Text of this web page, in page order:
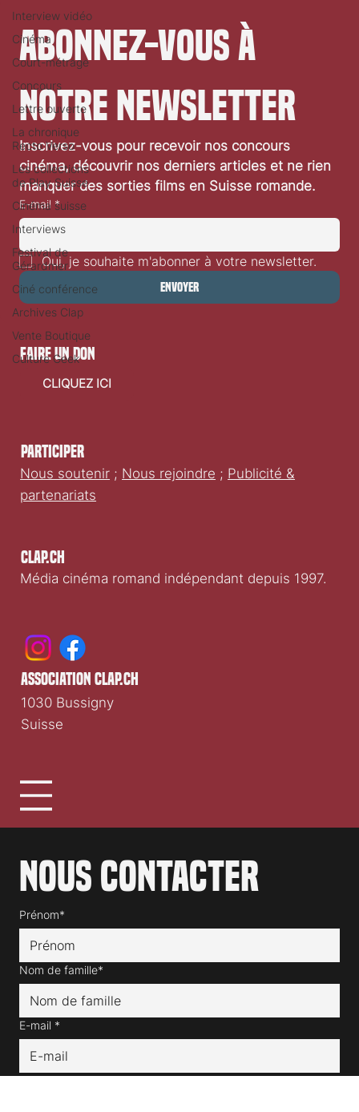
Interview vidéo
Cinéma
Court-métrage
Concours
Lettre ouverte
La chronique
Recto Verso
Les collections
de Play Suisse
Cinéma suisse
Interviews
Festival de
Gérardmer
Ciné conférence
Archives Clap
Vente Boutique
Culture Geek
Abonnez-vous à
notre newsletter
Inscrivez-vous pour recevoir nos concours
cinéma, découvrir nos derniers articles et ne rien
manquer des sorties films en Suisse romande.
Oui, je souhaite m'abonner à votre newsletter.
Participer
Nous soutenir
Nous contacter
Prénom*
Nom de famille*
E-mail *
faire un don
association clap.ch